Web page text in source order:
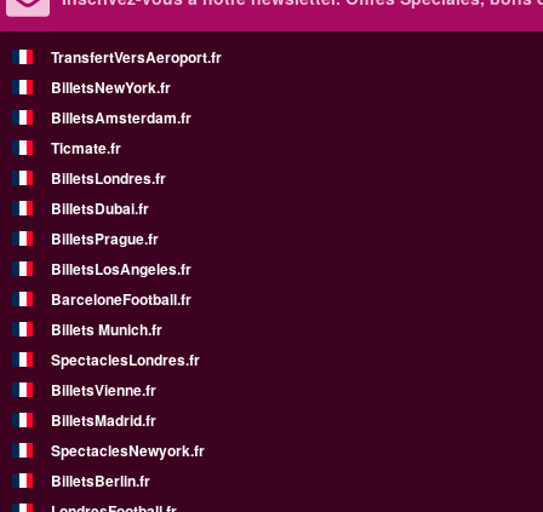
TransfertVersAeroport.fr
BilletsNewYork.fr
BilletsAmsterdam.fr
Ticmate.fr
BilletsLondres.fr
BilletsDubai.fr
BilletsPrague.fr
BilletsLosAngeles.fr
BarceloneFootball.fr
Billets Munich.fr
SpectaclesLondres.fr
BilletsVienne.fr
BilletsMadrid.fr
SpectaclesNewyork.fr
BilletsBerlin.fr